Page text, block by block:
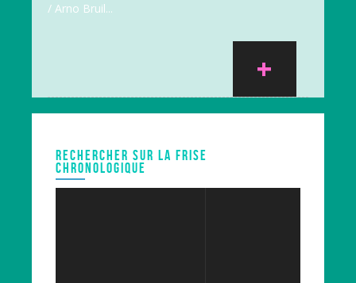
/ Arno Bruil...
+
RECHERCHER SUR LA FRISE
CHRONOLOGIQUE